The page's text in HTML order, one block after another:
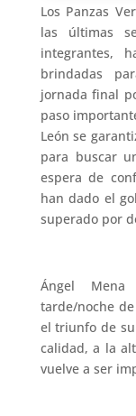
Los Panzas
las últimas
integrantes,
brindadas
jornada final
paso
León se
para buscar
espera de
han dado el
superado por
Ángel
tarde/noche
el triunfo de
calidad, a la
vuelve a ser